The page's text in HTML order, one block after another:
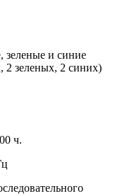
зеленые и синие
2 зеленых, 2 синих)
ч.